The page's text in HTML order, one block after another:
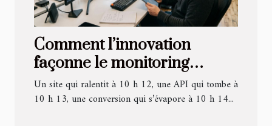
Comment l’innovation
façonne le monitoring
moderne au-delà des
simples alertes
Un site qui ralentit à 10 h 12, une API qui tombe à
10 h 13, une conversion qui s’évapore à 10 h 14...